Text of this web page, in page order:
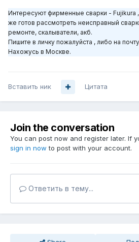
Интересуют фирменные сварки - Fujikura
же готов рассмотреть неисправный
ремонте, скалыватели, акб.
Пишите в личку пожалуйста , либо на
Нахожусь в Москве.
Вставить ник Цитата
Join the conversation
You can post now and register later. If
sign in now to post with your account.
Ответить в тему...